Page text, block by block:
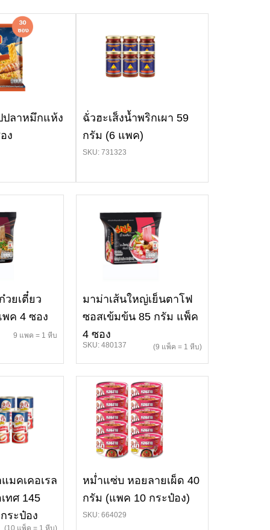
ลาหมึกแห้ง
ง
ฉั่วฮะเส็งน้ำพริกเผา 59
กรัม (6 แพค)
SKU: 731323
วยเตี๋ยว
พค 4 ซอง
9 แพค = 1 หีบ
มาม่าเส้นใหญ่เย็นตาโฟ
ซอสเข้มข้น 85 กรัม แพ็ค
4 ซอง
SKU: 480137 (9 แพ็ค = 1 หีบ)
มคเคอเรล
ทศ 145
ระป๋อง
(10 แพ็ค = 1 หีบ)
หม่ำแซ่บ หอยลายเผ็ด 40
กรัม (แพค 10 กระป๋อง)
SKU: 664029